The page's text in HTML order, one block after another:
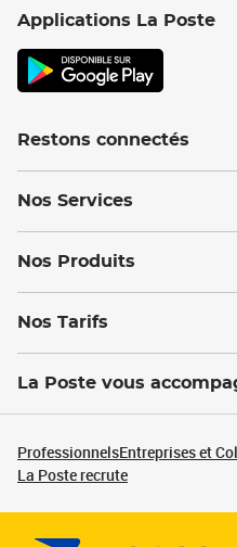
Applications La Poste
Restons connectés
Nos Services
Nos Produits
Nos Tarifs
La Poste vous
ProfessionnelsEntreprises et
La Poste recrute